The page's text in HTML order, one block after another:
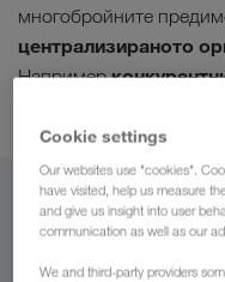
многобройните
централизираното
Например
От
Cookie settings
Our websites use "cookies".
have visited, help us measure
and give us insight into user
communication as well as our
We and third-party providers